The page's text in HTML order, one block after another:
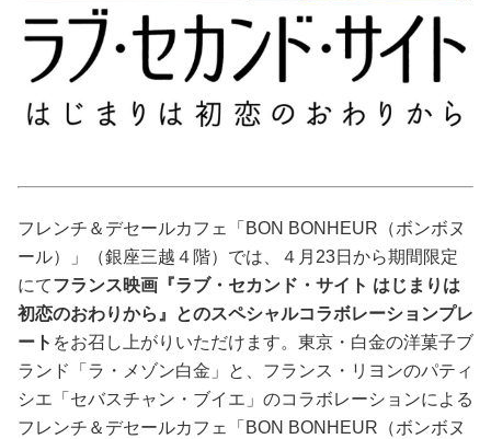
トラベル
性と愛
ゲーム
フレンチ＆デセールカフェ「BON BONHEUR（ボンボヌ
ール）」（銀座三越４階）では、４月23日から期間限定
にてフランス映画『ラブ・セカンド・サイト はじまりは
初恋のおわりから』とのスペシャルコラボレーションプレ
ート をお召し上がりいただけます。東京・白金の洋菓子ブ
ランド「ラ・メゾン白金」と、フランス・リヨンのパティ
シエ「セバスチャン・ブイエ」のコラボレーションによる
フレンチ＆デセールカフェ「BON BONHEUR（ボンボヌ